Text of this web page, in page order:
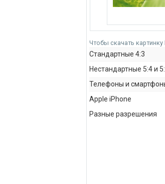
Чтобы скачать
Стандартные 4:3
Нестандартные 5:4 и
Телефоны и
Apple iPhone
Разные разрешения